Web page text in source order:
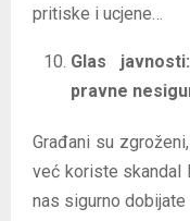
pritiske i ucjene…
Glas
pravne
Građani su
već koriste skandal
nas sigurno